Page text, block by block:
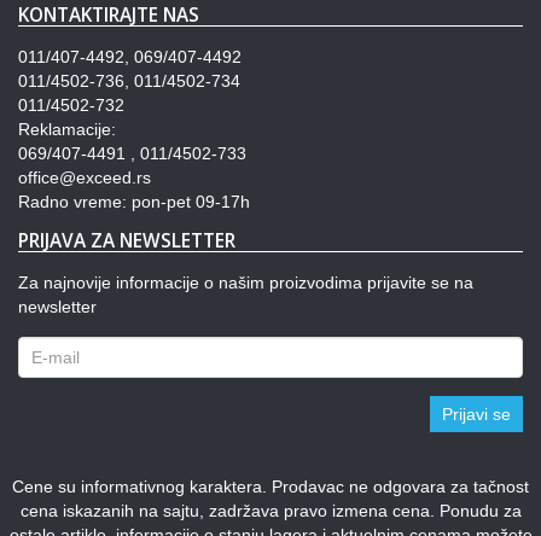
KONTAKTIRAJTE NAS
011/407-4492, 069/407-4492
011/4502-736, 011/4502-734
011/4502-732
Reklamacije:
069/407-4491 , 011/4502-733
office@exceed.rs
Radno vreme: pon-pet 09-17h
PRIJAVA ZA NEWSLETTER
Za najnovije informacije o našim proizvodima prijavite se na
newsletter
Prijavi se
Cene su informativnog karaktera. Prodavac ne odgovara za tačnost
cena iskazanih na sajtu, zadržava pravo izmena cena. Ponudu za